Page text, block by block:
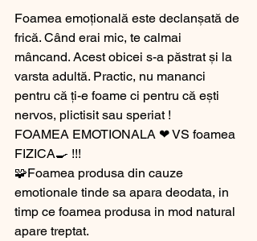
Foamea emoțională este declanșată de
frică. Când erai mic, te calmai
mâncand. Acest obicei s-a păstrat și la
varsta adultă. Practic, nu mananci
pentru că ți-e foame ci pentru că ești
nervos, plictisit sau speriat !
FOAMEA EMOTIONALA ❤ VS foamea
FIZICA🍳 !!!
🧩Foamea produsa din cauze
emotionale tinde sa apara deodata, in
timp ce foamea produsa in mod natural
apare treptat.